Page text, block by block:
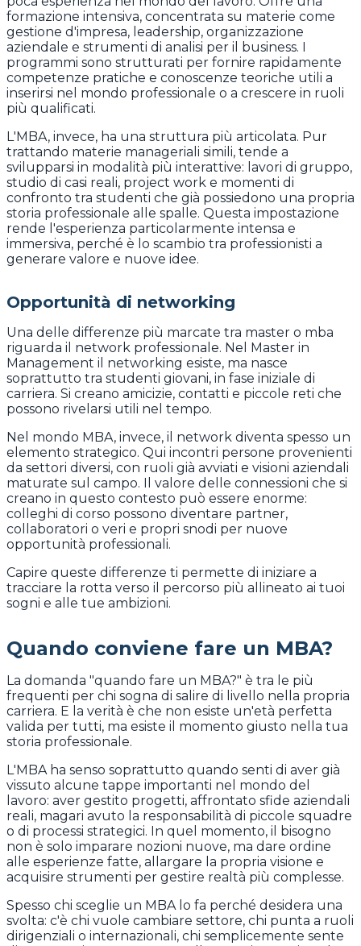
formazione intensiva, concentrata su materie come
gestione d'impresa, leadership, organizzazione
aziendale e strumenti di analisi per il business. I
programmi sono strutturati per fornire rapidamente
competenze pratiche e conoscenze teoriche utili a
inserirsi nel mondo professionale o a crescere in ruoli
più qualificati.
L'MBA, invece, ha una struttura più articolata. Pur
trattando materie manageriali simili, tende a
svilupparsi in modalità più interattive: lavori di gruppo,
studio di casi reali, project work e momenti di
confronto tra studenti che già possiedono una propria
storia professionale alle spalle. Questa impostazione
rende l'esperienza particolarmente intensa e
immersiva, perché è lo scambio tra professionisti a
generare valore e nuove idee.
Opportunità di networking
Una delle differenze più marcate tra master o mba
riguarda il network professionale. Nel Master in
Management il networking esiste, ma nasce
soprattutto tra studenti giovani, in fase iniziale di
carriera. Si creano amicizie, contatti e piccole reti che
possono rivelarsi utili nel tempo.
Nel mondo MBA, invece, il network diventa spesso un
elemento strategico. Qui incontri persone provenienti
da settori diversi, con ruoli già avviati e visioni aziendali
maturate sul campo. Il valore delle connessioni che si
creano in questo contesto può essere enorme:
colleghi di corso possono diventare partner,
collaboratori o veri e propri snodi per nuove
opportunità professionali.
Capire queste differenze ti permette di iniziare a
tracciare la rotta verso il percorso più allineato ai tuoi
sogni e alle tue ambizioni.
Quando conviene fare un MBA?
La domanda "quando fare un MBA?" è tra le più
frequenti per chi sogna di salire di livello nella propria
carriera. E la verità è che non esiste un'età perfetta
valida per tutti, ma esiste il momento giusto nella tua
storia professionale.
L'MBA ha senso soprattutto quando senti di aver già
vissuto alcune tappe importanti nel mondo del
lavoro: aver gestito progetti, affrontato sfide aziendali
reali, magari avuto la responsabilità di piccole squadre
o di processi strategici. In quel momento, il bisogno
non è solo imparare nozioni nuove, ma dare ordine
alle esperienze fatte, allargare la propria visione e
acquisire strumenti per gestire realtà più complesse.
Spesso chi sceglie un MBA lo fa perché desidera una
svolta: c'è chi vuole cambiare settore, chi punta a ruoli
dirigenziali o internazionali, chi semplicemente sente